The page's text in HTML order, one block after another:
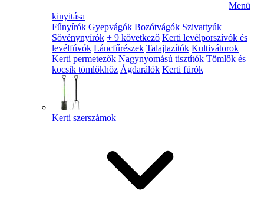
Menü
kinyitása
Fűnyírók Gyepvágók Bozótvágók Szivattyúk
Sövénynyírók + 9 következő Kerti levélporszívók és
levélfúvók Láncfűrészek Talajlazítók Kultivátorok
Kerti permetezők Nagynyomású tisztítók Tömlők és
kocsik tömlőkhöz Ágdarálók Kerti fúrók
Kerti szerszámok